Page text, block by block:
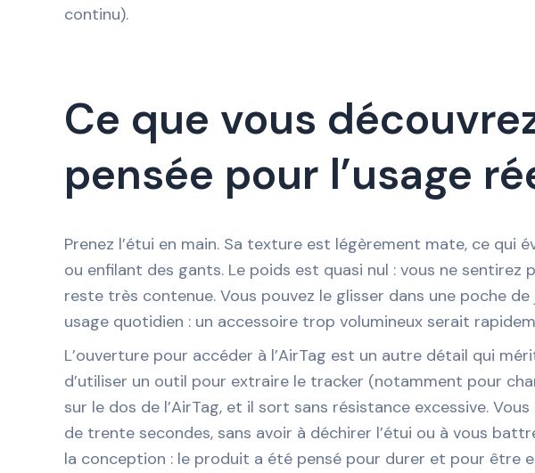
continu).
Ce que vous
pensée pour l’usage
Prenez l’étui en main. Sa texture est légèrement mate, ce
ou enfilant des gants. Le poids est quasi nul : vous ne
reste très contenue. Vous pouvez le glisser dans une poche
usage quotidien : un accessoire trop volumineux serait
L’ouverture pour accéder à l’AirTag est un autre détail qui
d’utiliser un outil pour extraire le tracker (notamment pour
sur le dos de l’AirTag, et il sort sans résistance excessive.
de trente secondes, sans avoir à déchirer l’étui ou à vous
la conception : le produit a été pensé pour durer et pour être